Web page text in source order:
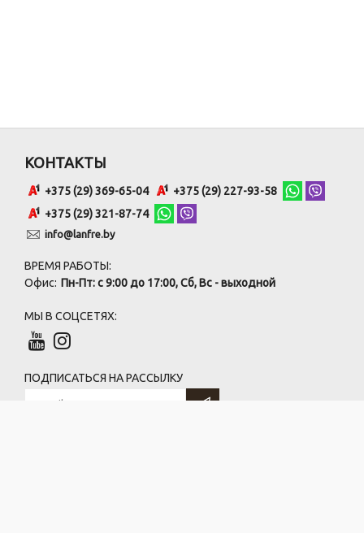
КОНТАКТЫ
+375 (29) 369-65-04
+375 (29) 227-93-58
+375 (29) 321-87-74
info@lanfre.by
ВРЕМЯ РАБОТЫ:
Офис: Пн-Пт: с 9:00 до 17:00, Сб, Вс - выходной
МЫ В СОЦСЕТЯХ:
ПОДПИСАТЬСЯ НА РАССЫЛКУ